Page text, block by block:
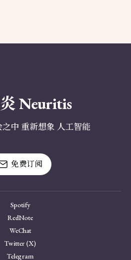
Neuritis
中 重新想象 人工智能
免费订阅
Spotify
RedNote
WeChat
Twitter (X)
Telegram